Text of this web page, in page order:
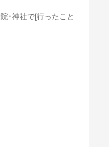
･神社で[行ったこと